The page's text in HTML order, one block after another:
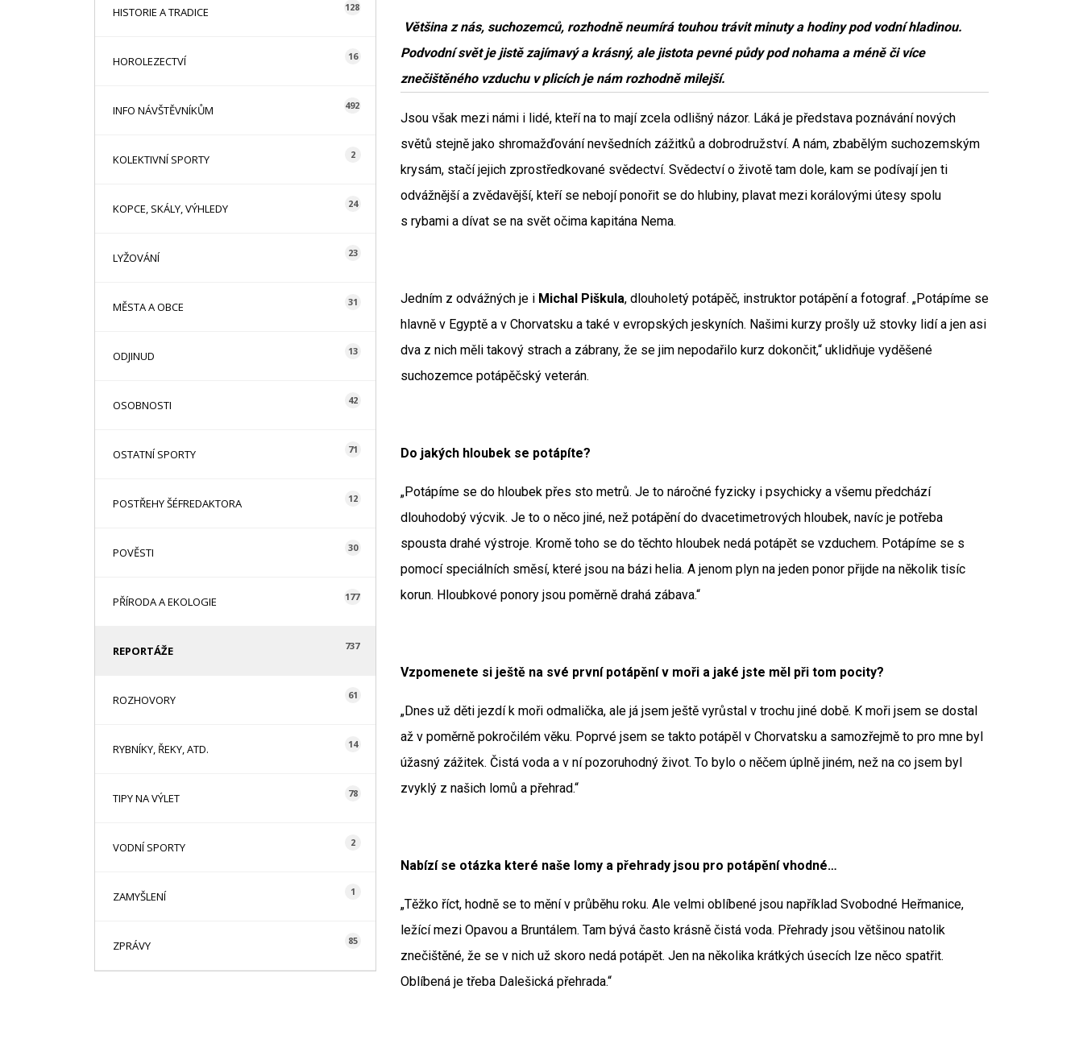
HISTORIE A TRADICE 128
HOROLEZECTVÍ 16
INFO NÁVŠTĚVNÍKŮM 492
KOLEKTIVNÍ SPORTY 2
KOPCE, SKÁLY, VÝHLEDY 24
LYŽOVÁNÍ 23
MĚSTA A OBCE 31
ODJINUD 13
OSOBNOSTI 42
OSTATNÍ SPORTY 71
POSTŘEHY ŠÉFREDAKTORA 12
POVĚSTI 30
PŘÍRODA A EKOLOGIE 177
REPORTÁŽE 737
ROZHOVORY 61
RYBNÍKY, ŘEKY, ATD. 14
TIPY NA VÝLET 78
VODNÍ SPORTY 2
ZAMYŠLENÍ 1
ZPRÁVY 85
Většina z nás, suchozemců, rozhodně neumírá touhou trávit minuty a hodiny pod vodní hladinou.
Podvodní svět je jistě zajímavý a krásný, ale jistota pevné půdy pod nohama a méně či více
znečištěného vzduchu v plicích je nám rozhodně milejší.
Jsou však mezi námi i lidé, kteří na to mají zcela odlišný názor. Láká je představa poznávání nových
světů stejně jako shromažďování nevšedních zážitků a dobrodružství. A nám, zbabělým suchozemským
krysám, stačí jejich zprostředkované svědectví. Svědectví o životě tam dole, kam se podívají jen ti
odvážnější a zvědavější, kteří se nebojí ponořit se do hlubiny, plavat mezi korálovými útesy spolu
s rybami a dívat se na svět očima kapitána Nema.
Jedním z odvážných je i Michal Piškula, dlouholetý potápěč, instruktor potápění a fotograf. „Potápíme se
hlavně v Egyptě a v Chorvatsku a také v evropských jeskyních. Našimi kurzy prošly už stovky lidí a jen asi
dva z nich měli takový strach a zábrany, že se jim nepodařilo kurz dokončit,“ uklidňuje vyděšené
suchozemce potápěčský veterán.
Do jakých hloubek se potápíte?
„Potápíme se do hloubek přes sto metrů. Je to náročné fyzicky i psychicky a všemu předchází
dlouhodobý výcvik. Je to o něco jiné, než potápění do dvacetimetrových hloubek, navíc je potřeba
spousta drahé výstroje. Kromě toho se do těchto hloubek nedá potápět se vzduchem. Potápíme se s
pomocí speciálních směsí, které jsou na bázi helia. A jenom plyn na jeden ponor přijde na několik tisíc
korun. Hloubkové ponory jsou poměrně drahá zábava.“
Vzpomenete si ještě na své první potápění v moři a jaké jste měl při tom pocity?
„Dnes už děti jezdí k moři odmalička, ale já jsem ještě vyrůstal v trochu jiné době. K moři jsem se dostal
až v poměrně pokročilém věku. Poprvé jsem se takto potápěl v Chorvatsku a samozřejmě to pro mne byl
úžasný zážitek. Čistá voda a v ní pozoruhodný život. To bylo o něčem úplně jiném, než na co jsem byl
zvyklý z našich lomů a přehrad.“
Nabízí se otázka které naše lomy a přehrady jsou pro potápění vhodné…
„Těžko říct, hodně se to mění v průběhu roku. Ale velmi oblíbené jsou například Svobodné Heřmanice,
ležící mezi Opavou a Bruntálem. Tam bývá často krásně čistá voda. Přehrady jsou většinou natolik
znečištěné, že se v nich už skoro nedá potápět. Jen na několika krátkých úsecích lze něco spatřit.
Oblíbená je třeba Dalešická přehrada.“